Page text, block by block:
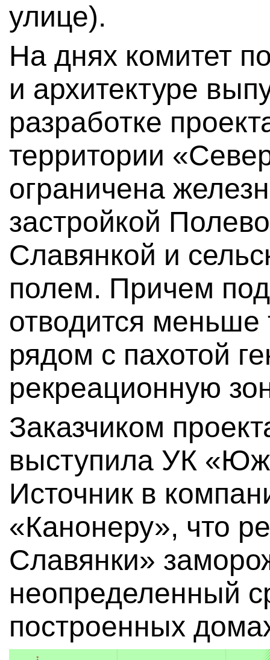
улице).
На днях комитет
и архитектуре
разработке
территории
ограничена
застройкой
Славянкой и
полем. Причем
отводится меньше
рядом с пахотой
рекреационную
Заказчиком
выступила УК
Источник в
«Канонеру», что
Славянки»
неопределенный
построенных